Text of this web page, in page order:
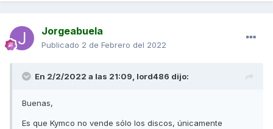
Jorgeabuela
Publicado 2 de Febrero del 2022
En 2/2/2022 a las 21:09, lord486 dijo:
Buenas,
Es que Kymco no vende sólo los discos, únicamente